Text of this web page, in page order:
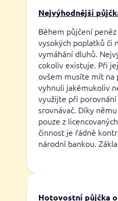
Nejvýhodnější
Během půjčení
vysokých poplatků či
vymáhání dluhů.
cokoliv existuje. Při
ovšem musíte mít na
vyhnuli jakémukoliv
využijte při
srovnávač. Díky
pouze z
činnost je řádně
národní bankou.
Hotovostní půjčka